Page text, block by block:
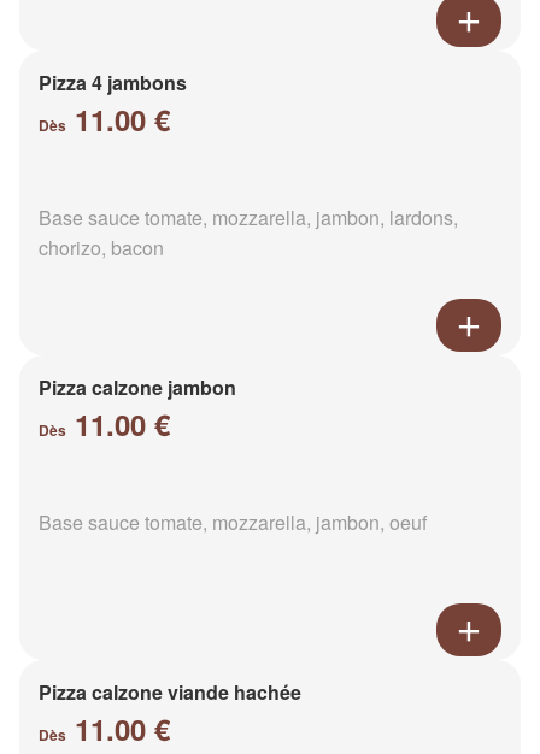
Pizza 4 jambons
Dès 11.00 €
Base sauce tomate, mozzarella, jambon, lardons,
chorizo, bacon
Pizza calzone jambon
Dès 11.00 €
Base sauce tomate, mozzarella, jambon, oeuf
Pizza calzone viande hachée
Dès 11.00 €